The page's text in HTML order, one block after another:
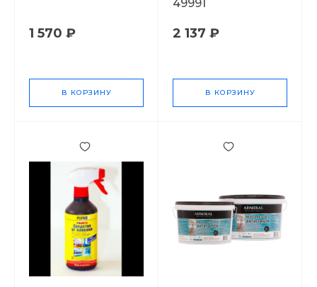
1 570 ₽
В КОРЗИНУ
49991
2 137 ₽
В КОРЗИНУ